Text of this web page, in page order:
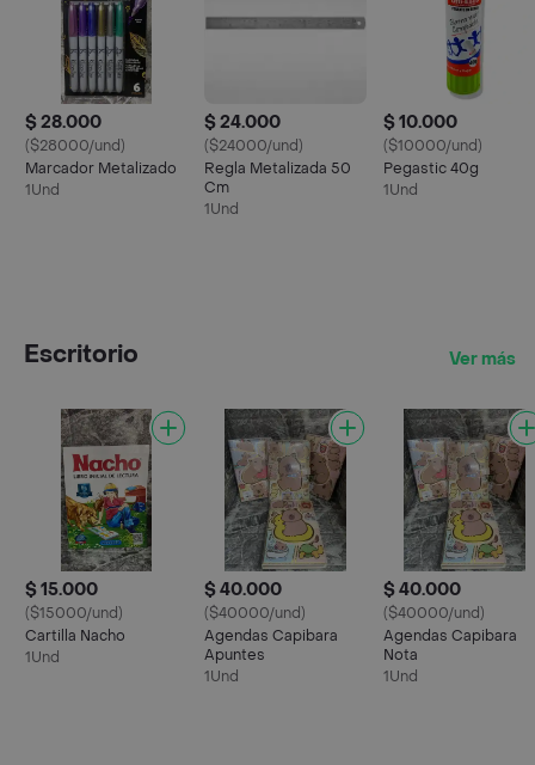
$ 28.000
($28000/und)
Marcador Metalizado
1Und
$ 24.000
($24000/und)
Regla Metalizada 50
Cm
1Und
$ 10.000
($10000/und)
Pegastic 40g
1Und
Escritorio Ver más
$ 15.000
($15000/und)
Cartilla Nacho
1Und
$ 40.000
($40000/und)
Agendas Capibara
Apuntes
1Und
$ 40.000
($40000/und)
Agendas Capibara
Nota
1Und